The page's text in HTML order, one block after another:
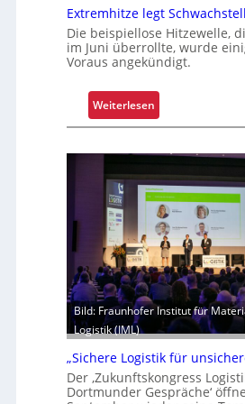
v
e
r
l
s
s
g
k
e
t
u
n
B
e
t
i
Extremhitze legt
Die beispiellose Hitzewelle,
im Juni überrollte, wurde
Voraus angekündigt.
Weiterlesen:
E
t
r
e
m
h
i
t
e
l
e
t
Bild: Fraunhofer Institut für
Logistik (IML)
„Sichere Logistik für
Der ‚Zukunftskongress
Dortmunder Gespräche‘